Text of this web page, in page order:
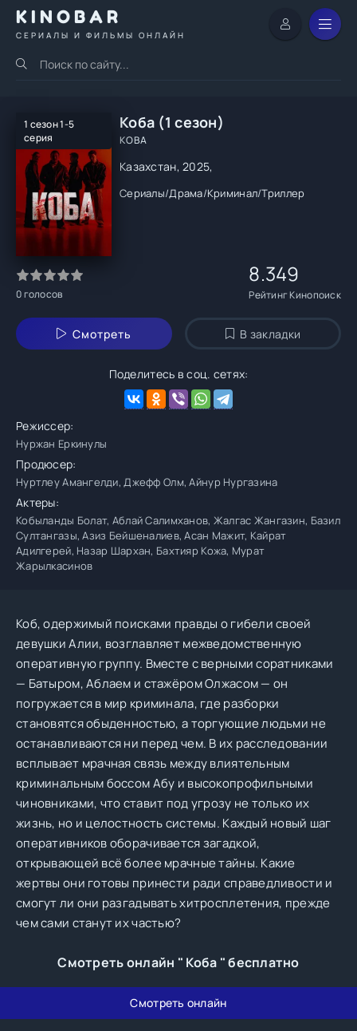
KINOBAR
СЕРИАЛЫ И ФИЛЬМЫ ОНЛАЙН
1 сезон 1-5
серия
Коба (1 сезон)
KOBA
Казахстан, 2025,
Сериалы/Драма/Криминал/Триллер
0голосов
8.349
Рейтинг Кинопоиск
Смотреть В закладки
Поделитесь в соц. сетях:
Режиссер:
Нуржан Еркинулы
Продюсер:
Нуртлеу Амангелди, Джефф Олм, Айнур Нургазина
Актеры:
Кобыланды Болат, Аблай Салимханов, Жалгас Жангазин, Базил
Султангазы, Азиз Бейшеналиев, Асан Мажит, Кайрат
Адилгерей, Назар Шархан, Бахтияр Кожа, Мурат
Жарылкасинов
Коб, одержимый поисками правды о гибели своей
девушки Алии, возглавляет межведомственную
оперативную группу. Вместе с верными соратниками
— Батыром, Аблаем и стажёром Олжасом — он
погружается в мир криминала, где разборки
становятся обыденностью, а торгующие людьми не
останавливаются ни перед чем. В их расследовании
всплывает мрачная связь между влиятельным
криминальным боссом Абу и высокопрофильными
чиновниками, что ставит под угрозу не только их
жизнь, но и целостность системы. Каждый новый шаг
оперативников оборачивается загадкой,
открывающей всё более мрачные тайны. Какие
жертвы они готовы принести ради справедливости и
смогут ли они разгадывать хитросплетения, прежде
чем сами станут их частью?
Смотреть онлайн " Коба " бесплатно
Смотреть онлайн